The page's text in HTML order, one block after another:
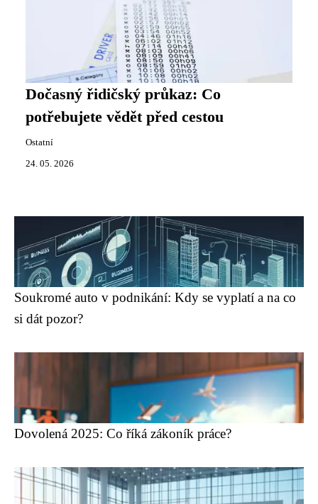
Dočasný řidičský průkaz: Co
potřebujete vědět před cestou
Ostatní
24. 05. 2026
Soukromé auto v podnikání: Kdy se vyplatí a na co
si dát pozor?
Dovolená 2025: Co říká zákoník práce?